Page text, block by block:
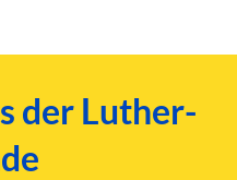
der Luther-